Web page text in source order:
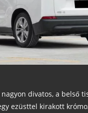
divatos, a belső
ezüsttel kirakott